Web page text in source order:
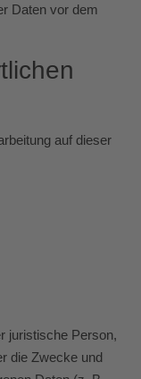
Daten vor dem
auf dieser
juristische Person,
die Zwecke und